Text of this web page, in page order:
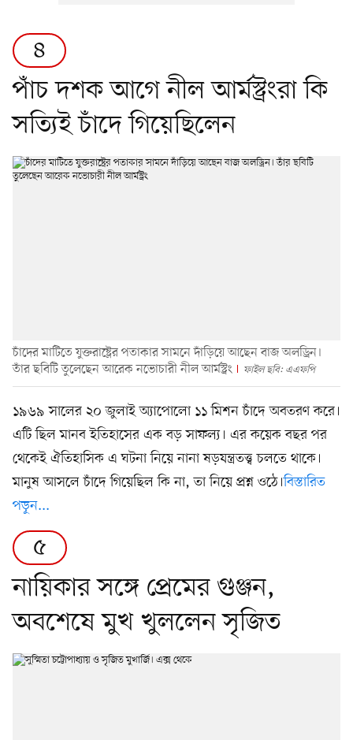
৪
পাঁচ দশক আগে নীল আর্মস্ট্রংরা কি
সত্যিই চাঁদে গিয়েছিলেন
চাঁদের মাটিতে যুক্তরাষ্ট্রের পতাকার সামনে দাঁড়িয়ে আছেন বাজ অলড্রিন।
তাঁর ছবিটি তুলেছেন আরেক নভোচারী নীল আর্মস্ট্রং
ফাইল ছবি: এএফপি
১৯৬৯ সালের ২০ জুলাই অ্যাপোলো ১১ মিশন চাঁদে অবতরণ করে।
এটি ছিল মানব ইতিহাসের এক বড় সাফল্য। এর কয়েক বছর পর
থেকেই ঐতিহাসিক এ ঘটনা নিয়ে নানা ষড়যন্ত্রতত্ত্ব চলতে থাকে।
মানুষ আসলে চাঁদে গিয়েছিল কি না, তা নিয়ে প্রশ্ন ওঠে।বিস্তারিত
পড়ুন...
৫
নায়িকার সঙ্গে প্রেমের গুঞ্জন,
অবশেষে মুখ খুললেন সৃজিত